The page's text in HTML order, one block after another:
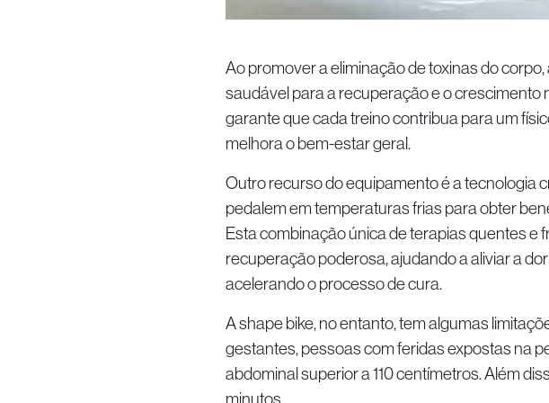
Ao promover a eliminação de toxinas do
saudável para a recuperação e o crescimento
garante que cada treino contribua para um
melhora o bem-estar geral.
Outro recurso do equipamento é a tecnologia
pedalem em temperaturas frias para obter
Esta combinação única de terapias quentes e
recuperação poderosa, ajudando a aliviar a
acelerando o processo de cura.
A shape bike, no entanto, tem algumas
gestantes, pessoas com feridas expostas na
abdominal superior a 110 centímetros. Além
minutos.